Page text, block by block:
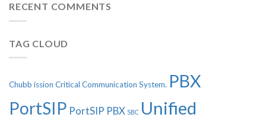
RECENT COMMENTS
TAG CLOUD
Chubb ission Critical Communication System. PBX
PortSIP PortSIP PBX SBC Unified